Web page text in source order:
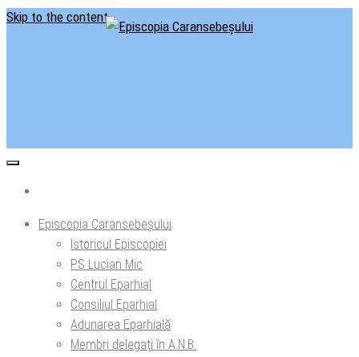
Skip to the content
Episcopia Caransebeșului
Istoricul Episcopiei
PS Lucian Mic
Centrul Eparhial
Consiliul Eparhial
Adunarea Eparhială
Membri delegaţi în A.N.B.